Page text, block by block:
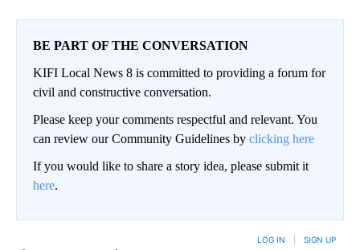
BE PART OF THE CONVERSATION
KIFI Local News 8 is committed to providing a forum for
civil and constructive conversation.
Please keep your comments respectful and relevant. You
can review our Community Guidelines by clicking here
If you would like to share a story idea, please submit it
here.
LOG IN SIGN UP